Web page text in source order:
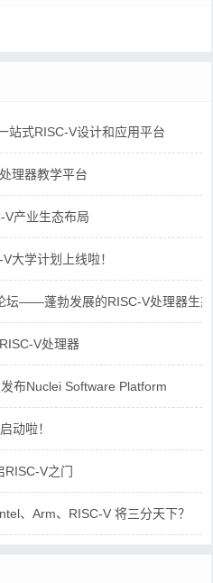
站式RISC-V设计和应用平台
理器教学平台
V产业生态布局
大学计划上线啦！
坛——蓬勃发展的RISC-V处理器生态
V处理器
布Nuclei Software Platform
动啦！
RISC-V之门
、Arm、RISC-V 将三分天下？